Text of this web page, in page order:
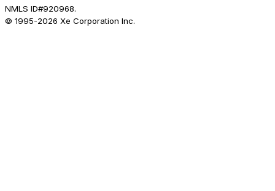
NMLS ID#920968.
© 1995-2026 Xe Corporation Inc.